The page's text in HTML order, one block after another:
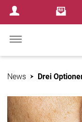
Login Menu
News Drei